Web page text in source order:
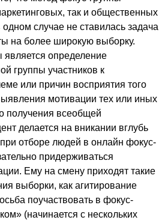
так и общественных
случае не ставилась задача
на более широкую выборку.
определение
группы участников к
или причин восприятия того
мотивации тех или иных
получения всеобщей
делается на вникании вглубь
отборе людей в онлайн фокус-
придерживаться
Ему на смену приходят такие
выборки, как агитирование
поучаствовать в фокус-
(начинается с нескольких